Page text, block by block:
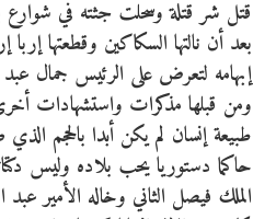
قتل شر قتلة وسحلت جثته في شوارع
بعد أن نالتها السكاكين وقطعتها
إبهامه لتعرض على الرئيس جمال عبد
ومن قبلها مذكرات
طبيعة إنسان لم يكن أبدا بالحجم
حاكما دستوريا يحب بلاده وليس
الملك فيصل الثاني وخاله الأمير عبد